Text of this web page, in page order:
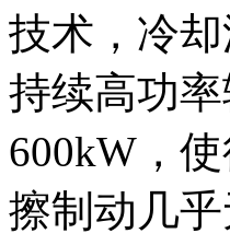
技术，冷
持续高功
600kW，
擦制动几